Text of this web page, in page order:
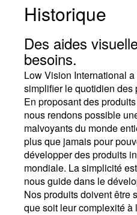
Historique
Des aides
besoins.
Low Vision International
simplifier le quotidien des
En proposant des
nous rendons possible
malvoyants du monde
plus que jamais pour
développer des produits
mondiale. La simplicité
nous guide dans le
Nos produits doivent être
que soit leur complexité à